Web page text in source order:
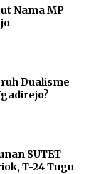
Nama MP
Dualisme
SUTET
T-24 Tugu